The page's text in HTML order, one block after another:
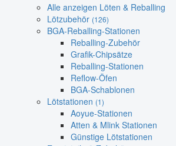
Alle anzeigen Löten & Reballing
Lötzubehör (126)
BGA-Reballing-Stationen
Reballing-Zubehör
Grafik-Chipsätze
Reballing-Stationen
Reflow-Öfen
BGA-Schablonen
Lötstationen (1)
Aoyue-Stationen
Atten & Mlink Stationen
Günstige Lötstationen